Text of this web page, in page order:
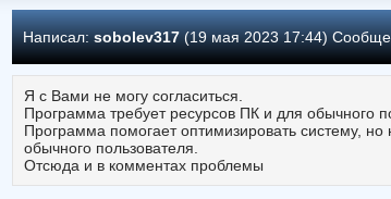
Написал: sobolev317(19 мая 2023 17:44)
Я с Вами не могу согласиться.
Программа требует ресурсов ПК и для обычного
Программа помогает оптимизировать систему,
обычного пользователя.
Отсюда и в комментах проблемы